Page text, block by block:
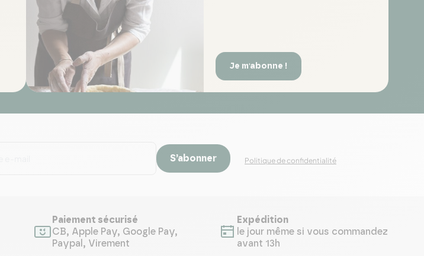
Je m'abonne !
S’abonner Politique de confidentialité
Paiement sécurisé
CB, Apple Pay, Google Pay,
Paypal, Virement
Expédition
le jour même si vous commandez
avant 13h